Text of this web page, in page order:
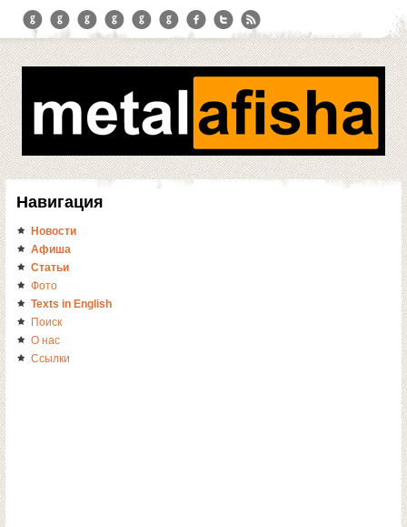
Навигация
Новости
Афиша
Статьи
Фото
Texts in English
Поиск
О нас
Ссылки